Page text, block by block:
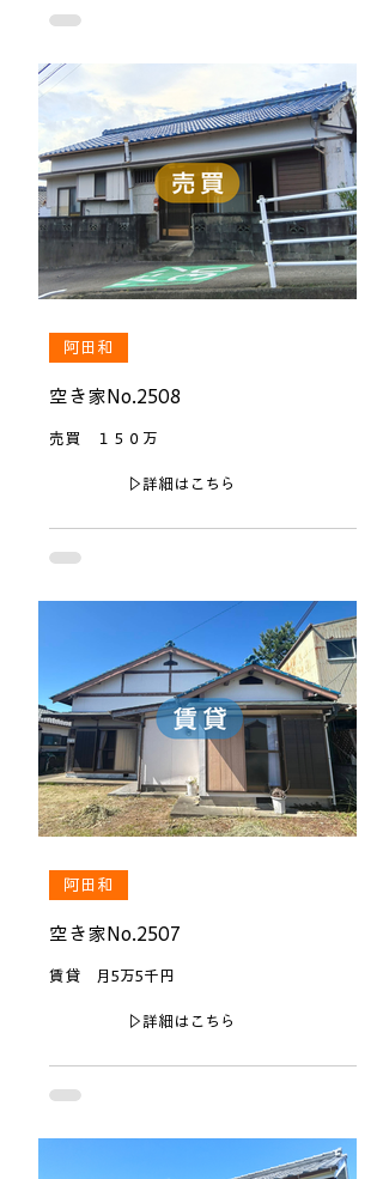
空き家No.2508
売買 １５０万
▷詳細はこちら
阿田和
空き家No.2507
賃貸 月5万5千円
▷詳細はこちら
阿田和